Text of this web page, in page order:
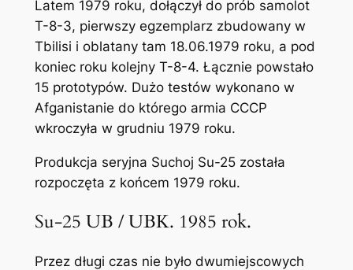
Latem 1979 roku, dołączył do prób samolot
T-8-3, pierwszy egzemplarz zbudowany w
Tbilisi i oblatany tam 18.06.1979 roku, a pod
koniec roku kolejny T-8-4. Łącznie powstało
15 prototypów. Dużo testów wykonano w
Afganistanie do którego armia CCCP
wkroczyła w grudniu 1979 roku.
Produkcja seryjna Suchoj Su-25 została
rozpoczęta z końcem 1979 roku.
Su-25 UB / UBK. 1985 rok.
Przez długi czas nie było dwumiejscowych